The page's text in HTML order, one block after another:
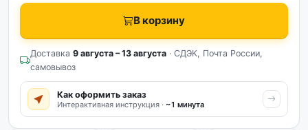
В корзину
Доставка 9 августа – 13 августа · СДЭК, Почта России,
самовывоз
Как оформить заказ
Интерактивная инструкция · ~1 минута